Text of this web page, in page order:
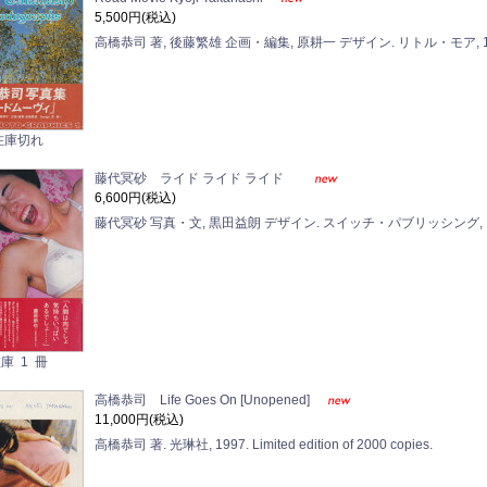
庫切れ
5,500円(税込)
高橋恭司 著, 後藤繁雄 企画・編集, 原耕一 デザイン. リトル・モア,
1 冊
藤代冥砂 ライド ライド ライド
6,600円(税込)
藤代冥砂 写真・文, 黒田益朗 デザイン. スイッチ・パブリッシング,
高橋恭司 Life Goes On [Unopened]
11,000円(税込)
高橋恭司 著. 光琳社, 1997. Limited edition of 2000 copies.